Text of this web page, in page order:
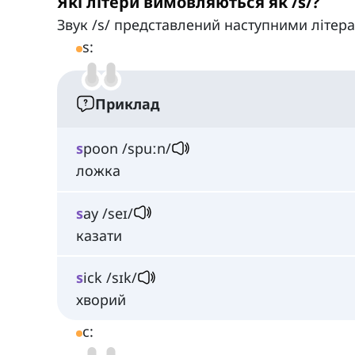
Звук /s/ представлений наступними
s:
Приклад
spoon /spuːn/
ложка
say /seɪ/
казати
sick /sɪk/
хворий
c: